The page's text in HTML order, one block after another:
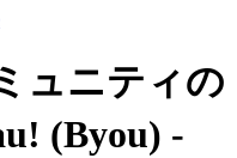
ュニティの
(Byou) -